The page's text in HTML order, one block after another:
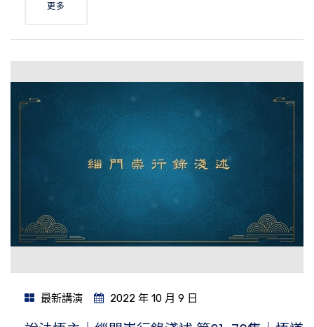
更多
最新講演 2022 年 10 月 9 日